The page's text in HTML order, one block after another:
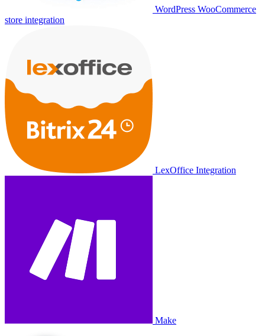
WordPress WooCommerce
store integration
LexOffice Integration
Make